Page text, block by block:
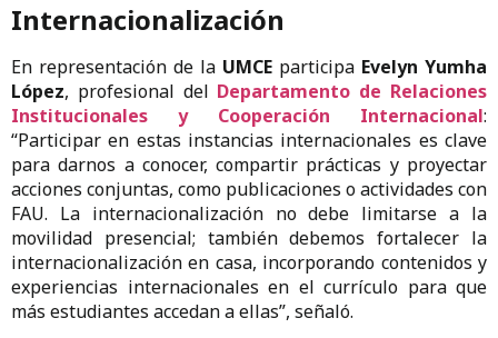
Internacionalización
En representación de la UMCE participa Evelyn Yumha
López, profesional del Departamento de Relaciones
Institucionales y Cooperación Internacional:
“Participar en estas instancias internacionales es clave
para darnos a conocer, compartir prácticas y proyectar
acciones conjuntas, como publicaciones o actividades con
FAU. La internacionalización no debe limitarse a la
movilidad presencial; también debemos fortalecer la
internacionalización en casa, incorporando contenidos y
experiencias internacionales en el currículo para que
más estudiantes accedan a ellas”, señaló.